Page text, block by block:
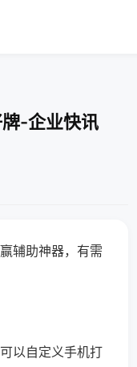
-企业快讯
辅助神器，有需
以自定义手机打